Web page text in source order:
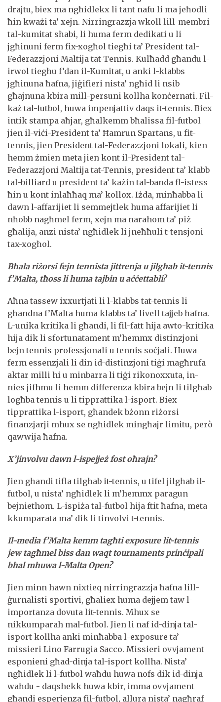
drajtu, biex ma ngħidlekx li tant nafu li ma jeħodli
ħin kważi ta’ xejn. Nirringrazzja wkoll lill-membri
tal-kumitat sħabi, li huma ferm dedikati u li
jgħinuni ferm fix-xogħol tiegħi ta’ President tal-
Federazzjoni Maltija tat-Tennis. Kulħadd għandu l-
irwol tiegħu f’dan il-Kumitat, u anki l-klabbs
jgħinuna ħafna, jiġifieri nista’ ngħid li nsib
għajnuna kbira mill-persuni kollha konċernati. Fil-
każ tal-futbol, huwa impenjattiv daqs it-tennis. Biex
intik stampa aħjar, għalkemm bħalissa fil-futbol
jien il-viċi-President ta’ Ħamrun Spartans, u fit-
tennis, jien President tal-Federazzjoni lokali, kien
hemm żmien meta jien kont il-President tal-
Federazzjoni Maltija tat-Tennis, president ta’ klabb
tal-billiard u president ta’ każin tal-banda fl-istess
ħin u kont inlaħħaq ma’ kollox. Iżda, minħabba li
dawn l-affarijiet li semmejtlek huma affarijiet li
nħobb nagħmel ferm, xejn ma narahom ta’ piż
għalija, anzi nista’ ngħidlek li jneħħuli t-tensjoni
tax-xogħol.
Bħala riżorsi fejn tennista jittrenja u jilgħab it-tennis
f’Malta, tħoss li huma tajbin u aċċettabli?
Aħna tassew ixxurtjati li l-klabbs tat-tennis li
għandna f’Malta huma klabbs ta’ livell tajjeb ħafna.
L-unika kritika li għandi, li fil-fatt hija awto-kritika
hija dik li sfortunatament m’hemmx distinzjoni
bejn tennis professjonali u tennis soċjali. Huwa
ferm essenzjali li din id-distinzjoni tiġi magħrufa
aktar milli hi u minbarra li tiġi rikonoxxuta, in-
nies jifhmu li hemm differenza kbira bejn li tilgħab
logħba tennis u li tipprattika l-isport. Biex
tipprattika l-isport, għandek bżonn riżorsi
finanzjarji mhux se ngħidlek mingħajr limitu, però
qawwija ħafna.
X’jinvolvu dawn l-ispejjeż fost oħrajn?
Jien għandi tifla tilgħab it-tennis, u tifel jilgħab il-
futbol, u nista’ ngħidlek li m’hemmx paragun
bejniethom. L-ispiża tal-futbol hija ftit ħafna, meta
kkumparata ma’ dik li tinvolvi t-tennis.
Il-media f’Malta kemm tagħti exposure lit-tennis
jew tagħmel biss dan waqt tournaments prinċipali
bħal mhuwa l-Malta Open?
Jien minn hawn nixtieq nirringrazzja ħafna lill-
ġurnalisti sportivi, għaliex huma dejjem taw l-
importanza dovuta lit-tennis. Mhux se
nikkumparah mal-futbol. Jien li naf id-dinja tal-
isport kollha anki minħabba l-exposure ta’
missieri Lino Farrugia Sacco. Missieri ovvjament
esponieni għad-dinja tal-isport kollha. Nista’
ngħidlek li l-futbol waħdu huwa nofs dik id-dinja
waħdu - daqshekk huwa kbir, imma ovvjament
għandi esperjenza fil-futbol, allura nista’ nagħraf